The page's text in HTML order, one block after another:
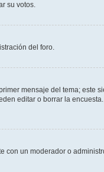
su votos.
del foro.
mensaje del tema; este
editar o borrar la
con un moderador o